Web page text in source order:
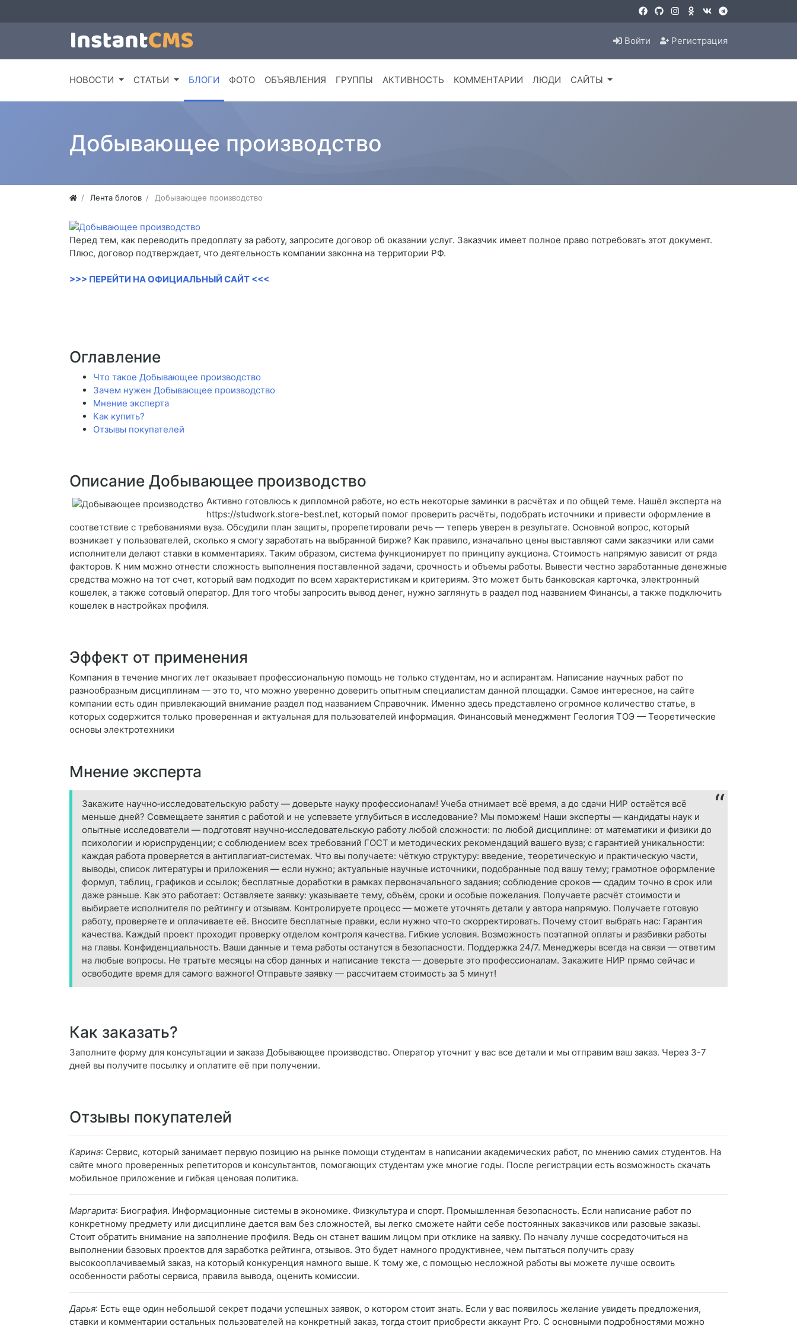
Войти Регистрация
НОВОСТИ СТАТЬИ БЛОГИ ФОТО ОБЪЯВЛЕНИЯ ГРУППЫ АКТИВНОСТЬ КОММЕНТАРИИ ЛЮДИ САЙТЫ
Добывающее производство
Лента блогов Добывающее производство
Перед тем, как переводить предоплату за работу, запросите договор об оказании услуг. Заказчик имеет полное право потребовать этот документ.
Плюс, договор подтверждает, что деятельность компании законна на территории РФ.
>>> ПЕРЕЙТИ НА ОФИЦИАЛЬНЫЙ САЙТ <<<
Оглавление
Что такое Добывающее производство
Зачем нужен Добывающее производство
Мнение эксперта
Как купить?
Отзывы покупателей
Описание Добывающее производство
Активно готовлюсь к дипломной работе, но есть некоторые заминки в расчётах и по общей теме. Нашёл эксперта на
https://studwork.store-best.net, который помог проверить расчёты, подобрать источники и привести оформление в
соответствие с требованиями вуза. Обсудили план защиты, прорепетировали речь — теперь уверен в результате. Основной вопрос, который
возникает у пользователей, сколько я смогу заработать на выбранной бирже? Как правило, изначально цены выставляют сами заказчики или сами
исполнители делают ставки в комментариях. Таким образом, система функционирует по принципу аукциона. Стоимость напрямую зависит от ряда
факторов. К ним можно отнести сложность выполнения поставленной задачи, срочность и объемы работы. Вывести честно заработанные денежные
средства можно на тот счет, который вам подходит по всем характеристикам и критериям. Это может быть банковская карточка, электронный
кошелек, а также сотовый оператор. Для того чтобы запросить вывод денег, нужно заглянуть в раздел под названием Финансы, а также подключить
кошелек в настройках профиля.
Эффект от применения
Компания в течение многих лет оказывает профессиональную помощь не только студентам, но и аспирантам. Написание научных работ по
разнообразным дисциплинам — это то, что можно уверенно доверить опытным специалистам данной площадки. Самое интересное, на сайте
компании есть один привлекающий внимание раздел под названием Справочник. Именно здесь представлено огромное количество статье, в
которых содержится только проверенная и актуальная для пользователей информация. Финансовый менеджмент Геология ТОЭ — Теоретические
основы электротехники
Мнение эксперта
Закажите научно‑исследовательскую работу — доверьте науку профессионалам! Учеба отнимает всё время, а до сдачи НИР остаётся всё
меньше дней? Совмещаете занятия с работой и не успеваете углубиться в исследование? Мы поможем! Наши эксперты — кандидаты наук и
опытные исследователи — подготовят научно‑исследовательскую работу любой сложности: по любой дисциплине: от математики и физики до
психологии и юриспруденции; с соблюдением всех требований ГОСТ и методических рекомендаций вашего вуза; с гарантией уникальности:
каждая работа проверяется в антиплагиат‑системах. Что вы получаете: чёткую структуру: введение, теоретическую и практическую части,
выводы, список литературы и приложения — если нужно; актуальные научные источники, подобранные под вашу тему; грамотное оформление
формул, таблиц, графиков и ссылок; бесплатные доработки в рамках первоначального задания; соблюдение сроков — сдадим точно в срок или
даже раньше. Как это работает: Оставляете заявку: указываете тему, объём, сроки и особые пожелания. Получаете расчёт стоимости и
выбираете исполнителя по рейтингу и отзывам. Контролируете процесс — можете уточнять детали у автора напрямую. Получаете готовую
работу, проверяете и оплачиваете её. Вносите бесплатные правки, если нужно что‑то скорректировать. Почему стоит выбрать нас: Гарантия
качества. Каждый проект проходит проверку отделом контроля качества. Гибкие условия. Возможность поэтапной оплаты и разбивки работы
на главы. Конфиденциальность. Ваши данные и тема работы останутся в безопасности. Поддержка 24/7. Менеджеры всегда на связи — ответим
на любые вопросы. Не тратьте месяцы на сбор данных и написание текста — доверьте это профессионалам. Закажите НИР прямо сейчас и
освободите время для самого важного! Отправьте заявку — рассчитаем стоимость за 5 минут!
Как заказать?
Заполните форму для консультации и заказа Добывающее производство. Оператор уточнит у вас все детали и мы отправим ваш заказ. Через 3-7
дней вы получите посылку и оплатите её при получении.
Отзывы покупателей
Карина: Сервис, который занимает первую позицию на рынке помощи студентам в написании академических работ, по мнению самих студентов. На
сайте много проверенных репетиторов и консультантов, помогающих студентам уже многие годы. После регистрации есть возможность скачать
мобильное приложение и гибкая ценовая политика.
Маргарита: Биография. Информационные системы в экономике. Физкультура и спорт. Промышленная безопасность. Если написание работ по
конкретному предмету или дисциплине дается вам без сложностей, вы легко сможете найти себе постоянных заказчиков или разовые заказы.
Стоит обратить внимание на заполнение профиля. Ведь он станет вашим лицом при отклике на заявку. По началу лучше сосредоточиться на
выполнении базовых проектов для заработка рейтинга, отзывов. Это будет намного продуктивнее, чем пытаться получить сразу
высокооплачиваемый заказ, на который конкуренция намного выше. К тому же, с помощью несложной работы вы можете лучше освоить
особенности работы сервиса, правила вывода, оценить комиссии.
Дарья: Есть еще один небольшой секрет подачи успешных заявок, о котором стоит знать. Если у вас появилось желание увидеть предложения,
ставки и комментарии остальных пользователей на конкретный заказ, тогда стоит приобрести аккаунт Pro. С основными подробностями можно